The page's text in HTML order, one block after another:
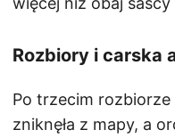
Rozbiory i carska
Po trzecim
zniknęła z mapy, a